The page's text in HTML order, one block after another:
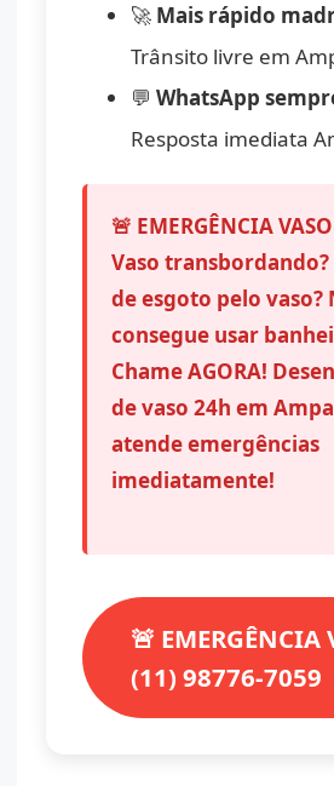
🚀 Mais rápido
Trânsito livre em
💬WhatsApp
Resposta imediata
🚨 EMERGÊNCIA
Vaso
de esgoto pelo vaso?
consegue usar
Chame AGORA!
de vaso 24h em
atende emergências
imediatamente!
🚨 EMERGÊNCIA
(11) 98776-7059